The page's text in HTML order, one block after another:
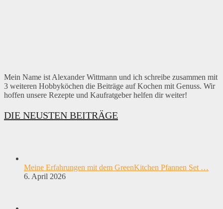
Mein Name ist Alexander Wittmann und ich schreibe zusammen mit
3 weiteren Hobbyköchen die Beiträge auf Kochen mit Genuss. Wir
hoffen unsere Rezepte und Kaufratgeber helfen dir weiter!
DIE NEUSTEN BEITRÄGE
Meine Erfahrungen mit dem GreenKitchen Pfannen Set …
6. April 2026